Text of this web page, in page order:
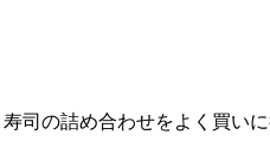
司の詰め合わせをよく買いに